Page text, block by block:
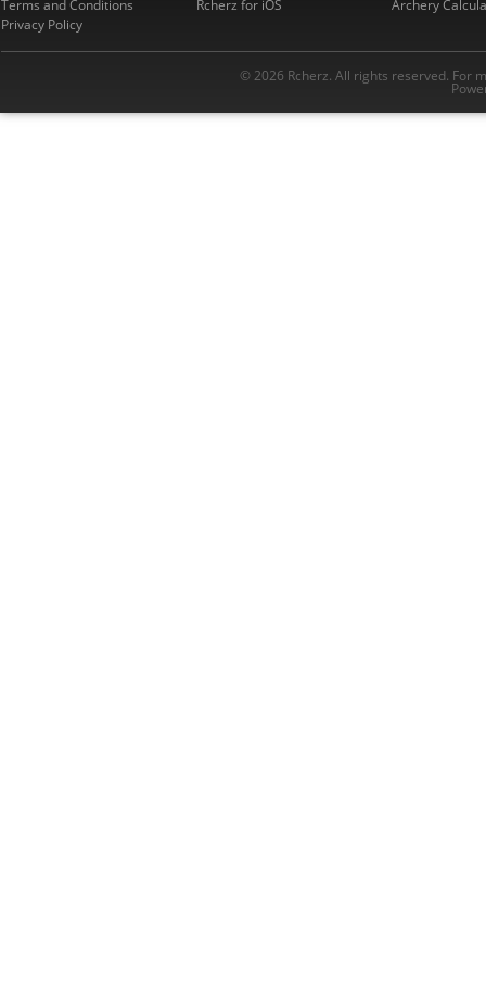
Terms and Conditions
Privacy Policy
Rcherz for iOS Archery
© 2026 Rcherz. All rights reserved. For